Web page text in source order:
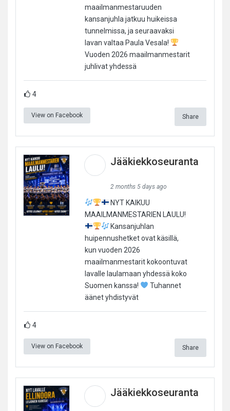
maailmanmestaruuden
kansanjuhla jatkuu huikeissa
tunnelmissa, ja seuraavaksi
lavan valtaa Paula Vesala!
Vuoden 2026 maailmanmestarit
juhlivat yhdessä
4
View on Facebook Share
Jääkiekkoseuranta
2 months 5 days ago
NYT KAIKUU
MAAILMANMESTARIEN LAULU!
Kansanjuhlan
huipennushetket ovat käsillä,
kun vuoden 2026
maailmanmestarit kokoontuvat
lavalle laulamaan yhdessä koko
Suomen kanssa!
Tuhannet
äänet yhdistyvät
4
View on Facebook Share
Jääkiekkoseuranta